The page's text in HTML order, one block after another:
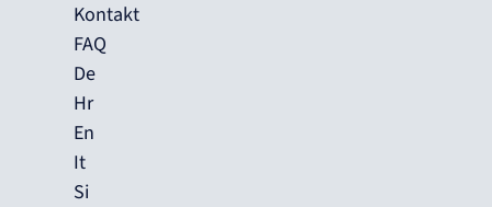
Kontakt
FAQ
De
Hr
En
It
Si